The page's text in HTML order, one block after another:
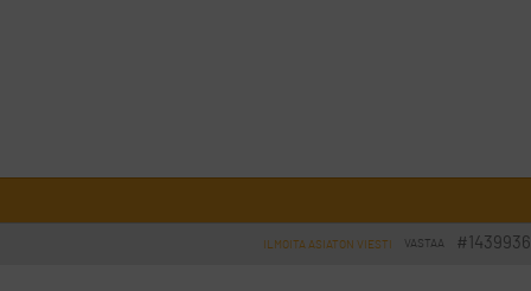
#1439936
VASTAA
ILMOITA ASIATON VIESTI